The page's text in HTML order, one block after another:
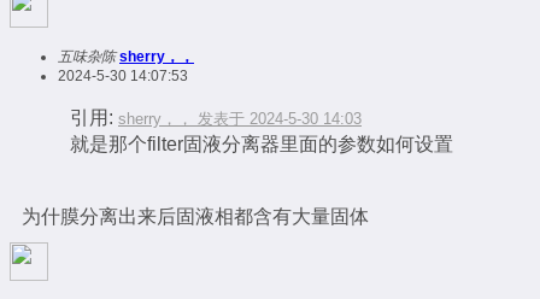
五味杂陈 sherry，，
2024-5-30 14:07:53
引用: sherry，， 发表于 2024-5-30 14:03
就是那个filter固液分离器里面的参数如何设置
为什膜分离出来后固液相都含有大量固体